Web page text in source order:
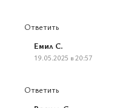
Ответить
Емил С.
19.05.2025 в 20:57
Ответить